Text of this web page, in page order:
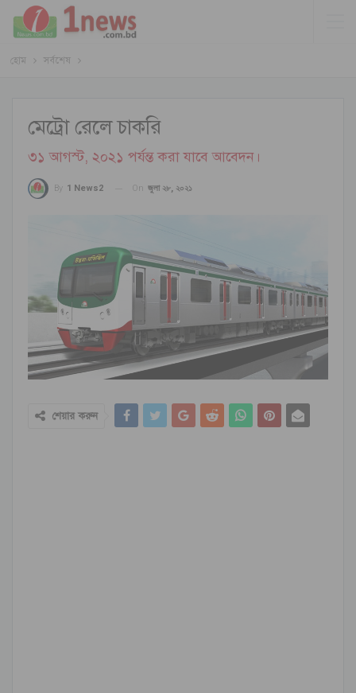
হোম সর্বশেষ
মেট্রো রেলে চাকরি
৩১ আগস্ট, ২০২১ পর্যন্ত করা যাবে আবেদন।
By 1 News2 On জুলা ২৮, ২০২১
শেয়ার করুন